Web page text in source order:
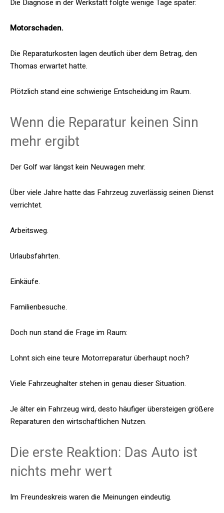
Die Diagnose in der Werkstatt folgte wenige Tage später:
Motorschaden.
Die Reparaturkosten lagen deutlich über dem Betrag, den
Thomas erwartet hatte.
Plötzlich stand eine schwierige Entscheidung im Raum.
Wenn die Reparatur keinen Sinn
mehr ergibt
Der Golf war längst kein Neuwagen mehr.
Über viele Jahre hatte das Fahrzeug zuverlässig seinen Dienst
verrichtet.
Arbeitsweg.
Urlaubsfahrten.
Einkäufe.
Familienbesuche.
Doch nun stand die Frage im Raum:
Lohnt sich eine teure Motorreparatur überhaupt noch?
Viele Fahrzeughalter stehen in genau dieser Situation.
Je älter ein Fahrzeug wird, desto häufiger übersteigen größere
Reparaturen den wirtschaftlichen Nutzen.
Die erste Reaktion: Das Auto ist
nichts mehr wert
Im Freundeskreis waren die Meinungen eindeutig.